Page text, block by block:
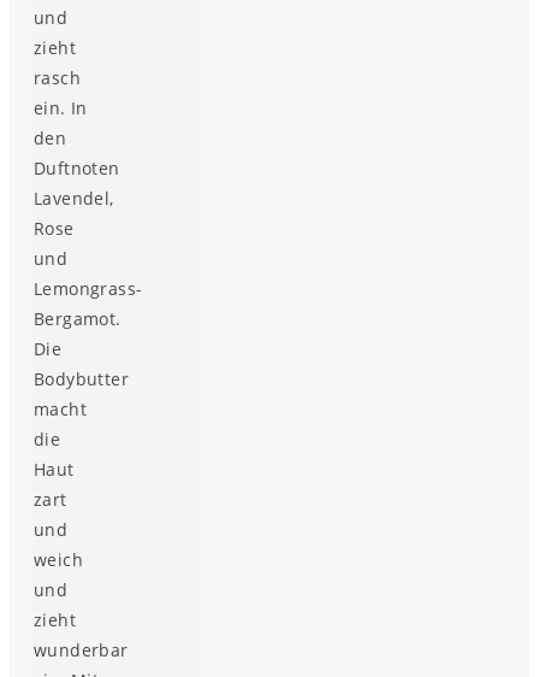
und
zieht
rasch
ein. In
den
Duftnoten
Lavendel,
Rose
und
Lemongrass-
Bergamot.
Die
Bodybutter
macht
die
Haut
zart
und
weich
und
zieht
wunderbar